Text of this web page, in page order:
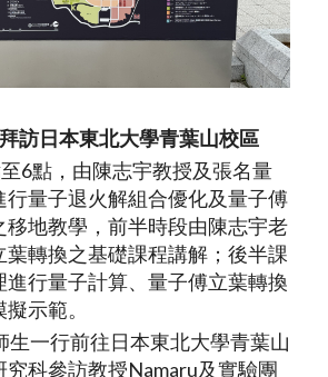
訪日本東北大學青葉山校區
6點，由陳志宇教授及張名量
行量子退火解組合優化及量子傅
移地教學，前半時段由陳志宇老
葉轉換之基礎課程講解；後半課
進行量子計算、量子傅立葉轉換
示範。
生一行前往日本東北大學青葉山
科參訪教授Namaru及實驗團